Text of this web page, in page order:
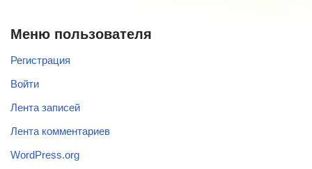
Меню пользователя
Регистрация
Войти
Лента записей
Лента комментариев
WordPress.org